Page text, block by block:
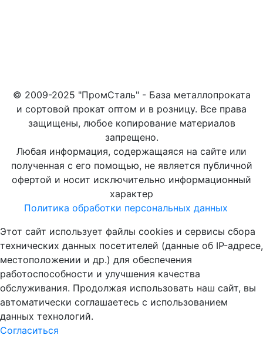
© 2009-2025 "ПромСталь" - База металлопроката
и сортовой прокат оптом и в розницу. Все права
защищены, любое копирование материалов
запрещено.
Любая информация, содержащаяся на сайте или
полученная с его помощью, не является публичной
офертой и носит исключительно информационный
характер
Политика обработки персональных данных
Этот сайт использует файлы cookies и сервисы сбора
технических данных посетителей (данные об IP-адресе,
местоположении и др.) для обеспечения
работоспособности и улучшения качества
обслуживания. Продолжая использовать наш сайт, вы
автоматически соглашаетесь с использованием
данных технологий.
Согласиться